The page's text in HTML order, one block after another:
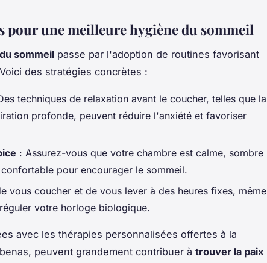
pour une meilleure hygiène du sommeil
sommeil passe par l'adoption de routines favorisant
des stratégies concrètes :
techniques de relaxation avant le coucher, telles que la
profonde, peuvent réduire l'anxiété et favoriser
: Assurez-vous que votre chambre est calme, sombre
pour encourager le sommeil.
vous coucher et de vous lever à des heures fixes, même
votre horloge biologique.
avec les thérapies personnalisées offertes à la
peuvent grandement contribuer à trouver la paix